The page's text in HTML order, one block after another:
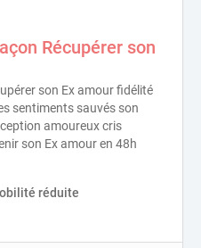
Récupérer son
son Ex amour fidélité
sentiments sauvés son
amoureux cris
son Ex amour en 48h
réduite